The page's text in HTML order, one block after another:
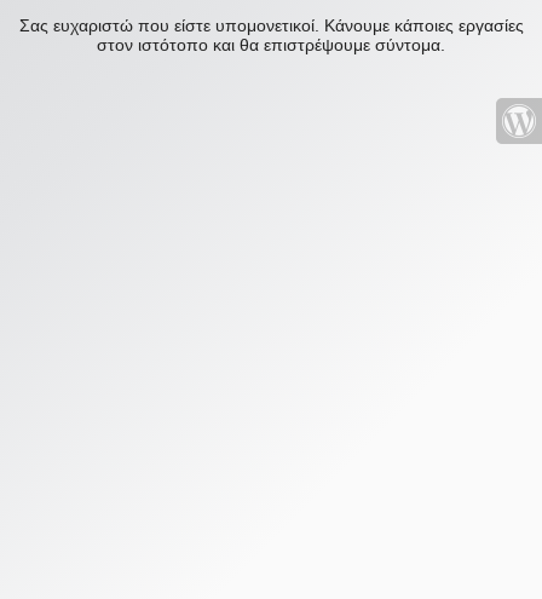
Σας ευχαριστώ που είστε υπομονετικοί. Κάνουμε κάποιες εργασίες
στον ιστότοπο και θα επιστρέψουμε σύντομα.